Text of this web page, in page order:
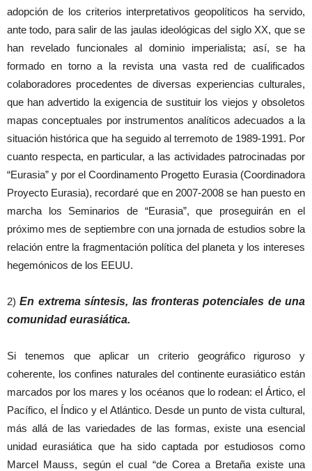
adopción de los criterios interpretativos geopolíticos ha servido,
ante todo, para salir de las jaulas ideológicas del siglo XX, que se
han revelado funcionales al dominio imperialista; así, se ha
formado en torno a la revista una vasta red de cualificados
colaboradores procedentes de diversas experiencias culturales,
que han advertido la exigencia de sustituir los viejos y obsoletos
mapas conceptuales por instrumentos analíticos adecuados a la
situación histórica que ha seguido al terremoto de 1989-1991. Por
cuanto respecta, en particular, a las actividades patrocinadas por
“Eurasia” y por el Coordinamento Progetto Eurasia (Coordinadora
Proyecto Eurasia), recordaré que en 2007-2008 se han puesto en
marcha los Seminarios de “Eurasia”, que proseguirán en el
próximo mes de septiembre con una jornada de estudios sobre la
relación entre la fragmentación política del planeta y los intereses
hegemónicos de los EEUU.
2)En extrema síntesis, las fronteras potenciales de una
comunidad eurasiática.
Si tenemos que aplicar un criterio geográfico riguroso y
coherente, los confines naturales del continente eurasiático están
marcados por los mares y los océanos que lo rodean: el Ártico, el
Pacífico, el Índico y el Atlántico. Desde un punto de vista cultural,
más allá de las variedades de las formas, existe una esencial
unidad eurasiática que ha sido captada por estudiosos como
Marcel Mauss, según el cual “de Corea a Bretaña existe una